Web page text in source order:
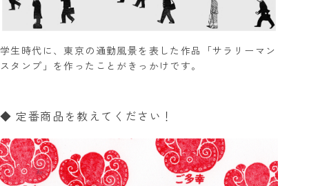
学生時代に、東京の通勤風景を表した作品「サラリーマン
スタンプ」を作ったことがきっかけです。
◆ 定番商品を教えてください！